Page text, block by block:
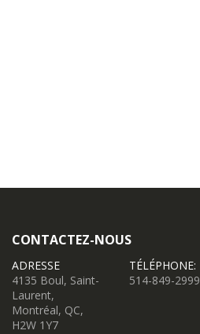
CONTACTEZ-NOUS
ADRESSE
4135 Boul, Saint-
Laurent,
Montréal, QC,
H2W 1Y7
TÉLÉPHONE:
514-849-2999